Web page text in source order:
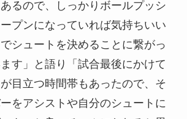
るので、しっかりボールプッシ
プンになっていれば気持ちいい
シュートを決めることに繋がっ
す」と語り「試合最後にかけて
目立つ時間帯もあったので、そ
をアシストや自分のシュートに